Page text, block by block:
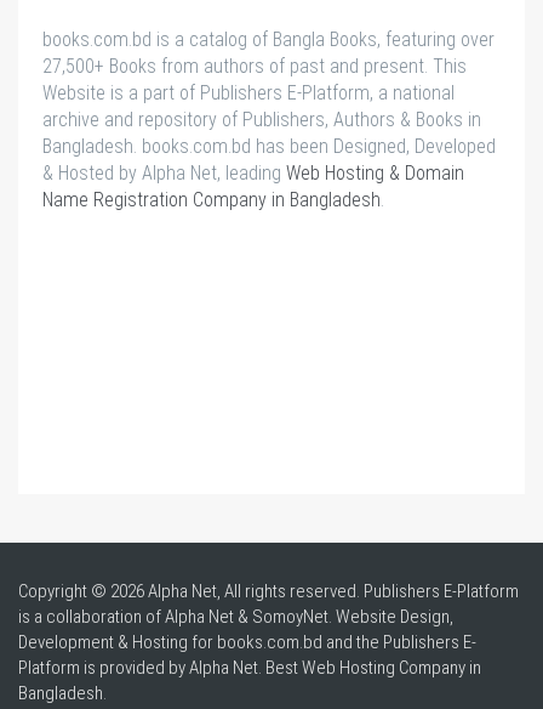
books.com.bd is a catalog of Bangla Books, featuring over
27,500+ Books from authors of past and present. This
Website is a part of Publishers E-Platform, a national
archive and repository of Publishers, Authors & Books in
Bangladesh. books.com.bd has been Designed, Developed
& Hosted by Alpha Net, leading Web Hosting & Domain
Name Registration Company in Bangladesh.
Copyright © 2026 Alpha Net, All rights reserved. Publishers E-Platform
is a collaboration of Alpha Net & SomoyNet. Website Design,
Development & Hosting for books.com.bd and the Publishers E-
Platform is provided by Alpha Net. BestWeb Hosting Company in
Bangladesh.